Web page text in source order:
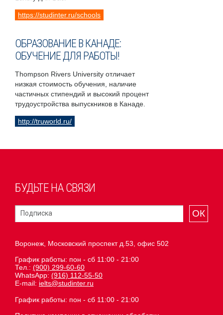
https://studinter.ru/schools
ОБРАЗОВАНИЕ В КАНАДЕ:
ОБУЧЕНИЕ ДЛЯ РАБОТЫ!
Thompson Rivers University отличает
низкая стоимость обучения, наличие
частичных стипендий и высокий процент
трудоустройства выпускников в Канаде.
http://truworld.ru/
БУДЬТЕ НА СВЯЗИ
ОК
Воронеж, Московский проспект д.53, офис 502
График работы: пон - сб 11:00 - 21:00
Тел.: (900) 299-60-60
WhatsApp: (916) 112-55-50
E-mail: ielts@studinter.ru
График работы: пон - сб 11:00 - 21:00